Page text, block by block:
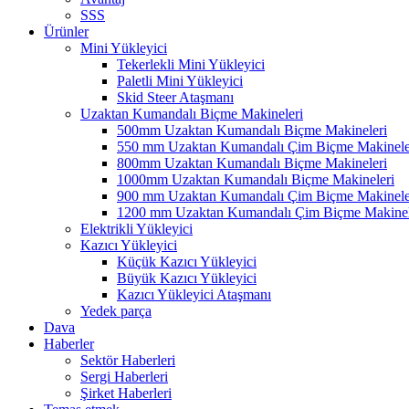
SSS
Ürünler
Mini Yükleyici
Tekerlekli Mini Yükleyici
Paletli Mini Yükleyici
Skid Steer Ataşmanı
Uzaktan Kumandalı Biçme Makineleri
500mm Uzaktan Kumandalı Biçme Makineleri
550 mm Uzaktan Kumandalı Çim Biçme
800mm Uzaktan Kumandalı Biçme Makineleri
1000mm Uzaktan Kumandalı Biçme Makineleri
900 mm Uzaktan Kumandalı Çim Biçme
1200 mm Uzaktan Kumandalı Çim Biçme
Elektrikli Yükleyici
Kazıcı Yükleyici
Küçük Kazıcı Yükleyici
Büyük Kazıcı Yükleyici
Kazıcı Yükleyici Ataşmanı
Yedek parça
Dava
Haberler
Sektör Haberleri
Sergi Haberleri
Şirket Haberleri